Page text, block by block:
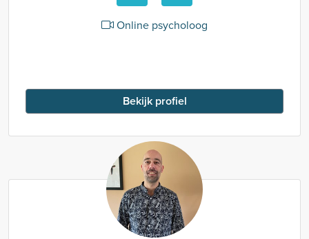
Online psycholoog
Bekijk profiel